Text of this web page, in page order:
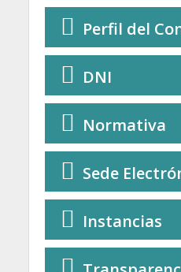
Perfil del
DNI
Normativa
Sede
Instancias